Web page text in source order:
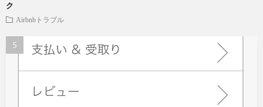
ク
Airbnbトラブル